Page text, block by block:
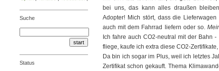
bei uns, das kann alles draußen
Adopter! Mich stört, dass die
auch mit dem Fahrrad liefern oder so.
Ich fahre auch CO2-neutral mit der Bahn
fliege, kaufe ich extra diese CO2-
Da bin ich sogar im Plus, weil ich letztes
Zertifikat schon gekauft. Thema
Suche
Status